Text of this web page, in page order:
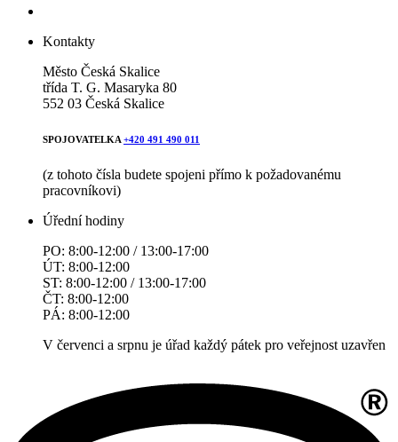
Kontakty
Město Česká Skalice
třída T. G. Masaryka 80
552 03 Česká Skalice
SPOJOVATELKA +420 491 490 011
(z tohoto čísla budete spojeni přímo k požadovanému
pracovníkovi)
Úřední hodiny
PO: 8:00-12:00 / 13:00-17:00
ÚT: 8:00-12:00
ST: 8:00-12:00 / 13:00-17:00
ČT: 8:00-12:00
PÁ: 8:00-12:00
V červenci a srpnu je úřad každý pátek pro veřejnost uzavřen